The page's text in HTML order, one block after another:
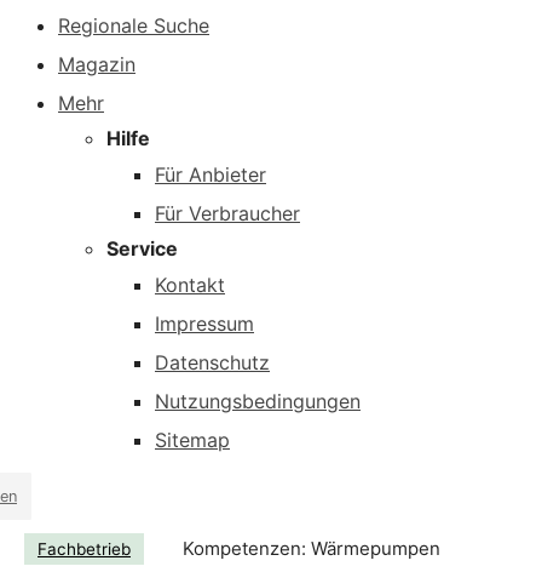
Regionale Suche
Magazin
Mehr
Hilfe
Für Anbieter
Für Verbraucher
Service
Kontakt
Impressum
Datenschutz
Nutzungsbedingungen
Sitemap
Fachbetrieb Kompetenzen: Wärmepumpen